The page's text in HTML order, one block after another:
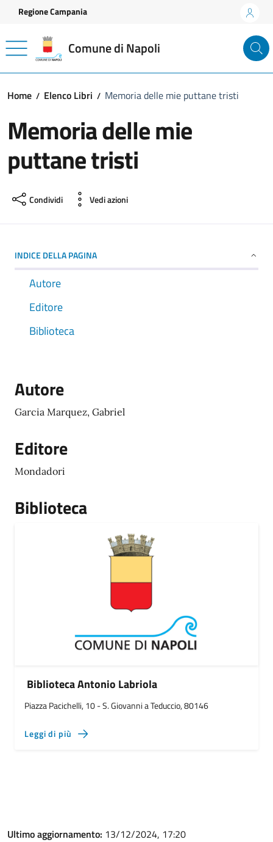
Vai ai contenuti
Vai al footer
Regione Campania
Comune di Napoli
Home Elenco Libri Memoria delle mie puttane tristi
Memoria delle mie
puttane tristi
Condividi Vedi azioni
INDICE DELLA PAGINA
Autore
Editore
Biblioteca
Autore
Garcia Marquez, Gabriel
Editore
Mondadori
Biblioteca
Biblioteca Antonio Labriola
Piazza Pacichelli, 10 - S. Giovanni a Teduccio, 80146
Leggi di più
Ultimo aggiornamento: 13/12/2024, 17:20